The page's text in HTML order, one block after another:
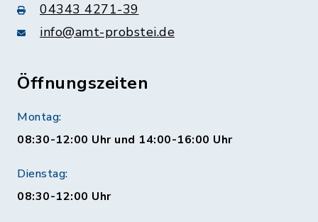
04343 4271-39
info@amt-probstei.de
Öffnungszeiten
Montag:
08:30-12:00 Uhr und 14:00-16:00 Uhr
Dienstag:
08:30-12:00 Uhr